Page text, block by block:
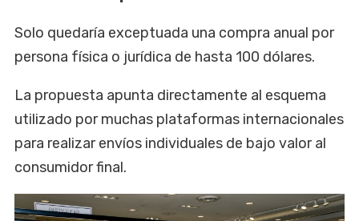
Solo quedaría exceptuada una compra anual por
persona física o jurídica de hasta 100 dólares.
La propuesta apunta directamente al esquema
utilizado por muchas plataformas internacionales
para realizar envíos individuales de bajo valor al
consumidor final.